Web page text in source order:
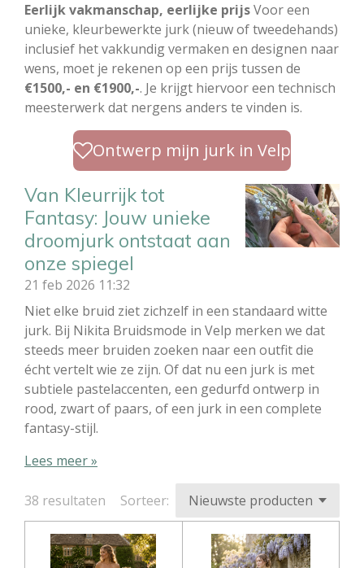
Eerlijk vakmanschap, eerlijke prijsVoor een
unieke, kleurbewerkte jurk (nieuw of tweedehands)
inclusief het vakkundig vermaken en designen naar
wens, moet je rekenen op een prijs tussen de
€1500,- en €1900,-. Je krijgt hiervoor een technisch
meesterwerk dat nergens anders te vinden is.
Ontwerp mijn jurk in Velp
Van Kleurrijk tot
Fantasy: Jouw unieke
droomjurk ontstaat aan
onze spiegel
21 feb 2026 11:32
Niet elke bruid ziet zichzelf in een standaard witte
jurk. Bij Nikita Bruidsmode in Velp merken we dat
steeds meer bruiden zoeken naar een outfit die
écht vertelt wie ze zijn. Of dat nu een jurk is met
subtiele pastelaccenten, een gedurfd ontwerp in
rood, zwart of paars, of een jurk in een complete
fantasy-stijl.
Lees meer »
38 resultaten Sorteer: